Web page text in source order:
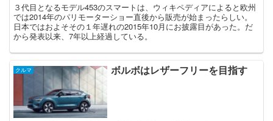
３代目となるモデル453のスマートは、ウィキペディアによると欧州
では2014年のパリモーターショー直後から販売が始まったらしい。
日本ではおよそその１年遅れの2015年10月にお披露目があった。だ
から発表以来、7年以上経過している。
クルマ ボルボはレザーフリーを目指す